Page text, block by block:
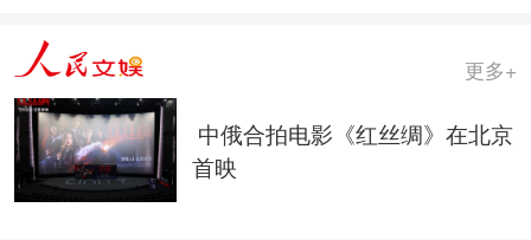
更多+
中俄合拍电影《红丝绸》在北京
首映